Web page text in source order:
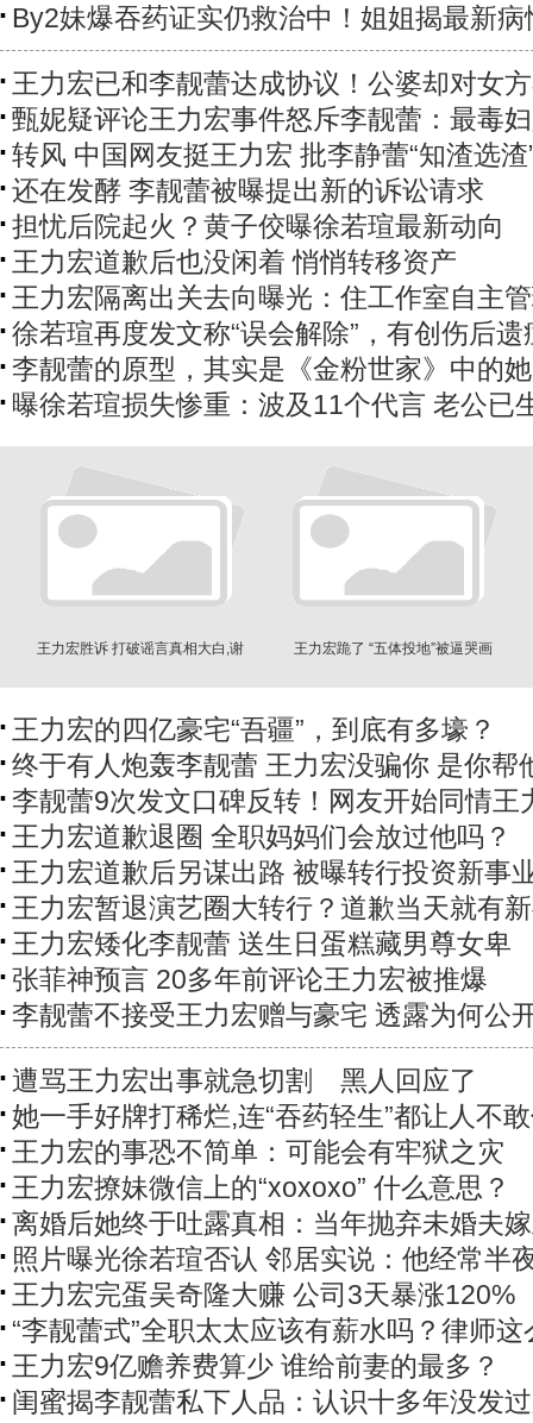
By2妹爆吞药证实仍救治中！姐姐揭最新病
王力宏已和李靓蕾达成协议！公婆却对女
甄妮疑评论王力宏事件怒斥李靓蕾：最毒
转风 中国网友挺王力宏 批李静蕾“知渣选渣
还在发酵 李靓蕾被曝提出新的诉讼请求
担忧后院起火？黄子佼曝徐若瑄最新动向
王力宏道歉后也没闲着 悄悄转移资产
王力宏隔离出关去向曝光：住工作室自主
徐若瑄再度发文称“误会解除”，有创伤后遗
李靓蕾的原型，其实是《金粉世家》中的
曝徐若瑄损失惨重：波及11个代言 老公已
王力宏胜诉 打破谣言真相大白,谢
王力宏跪了 “五体投地”被逼哭画
王力宏的四亿豪宅“吾疆”，到底有多壕？
终于有人炮轰李靓蕾 王力宏没骗你 是你帮
李靓蕾9次发文口碑反转！网友开始同情王
王力宏道歉退圈 全职妈妈们会放过他吗？
王力宏道歉后另谋出路 被曝转行投资新事
王力宏暂退演艺圈大转行？道歉当天就有
王力宏矮化李靓蕾 送生日蛋糕藏男尊女卑
张菲神预言 20多年前评论王力宏被推爆
李靓蕾不接受王力宏赠与豪宅 透露为何公
遭骂王力宏出事就急切割 黑人回应了
她一手好牌打稀烂,连“吞药轻生”都让人不
王力宏的事恐不简单：可能会有牢狱之灾
王力宏撩妹微信上的“xoxoxo” 什么意思？
离婚后她终于吐露真相：当年抛弃未婚夫
照片曝光徐若瑄否认 邻居实说：他经常半
王力宏完蛋吴奇隆大赚 公司3天暴涨120%
“李靓蕾式”全职太太应该有薪水吗？律师这
王力宏9亿赡养费算少 谁给前妻的最多？
闺蜜揭李靓蕾私下人品：认识十多年没发